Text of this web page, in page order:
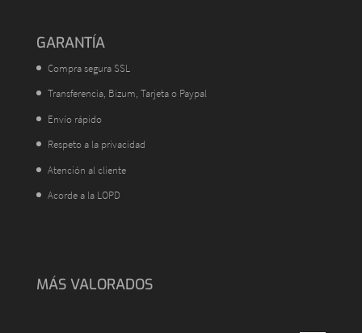
GARANTÍA
Compra segura SSL
Transferencia, Bizum, Tarjeta o Paypal
Envío rápido
Respeto a la privacidad
Atención al cliente
Acorde a la LOPD
MÁS VALORADOS